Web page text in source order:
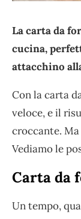
La carta da
cucina,
attacchino
Con la carta
veloce, e il
croccante. Ma
Vediamo le
Carta da
Un tempo,